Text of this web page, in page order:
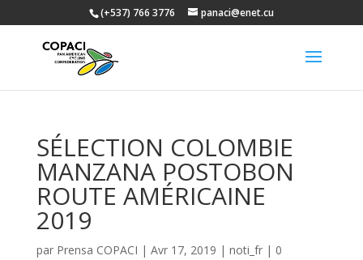
(+537) 766 3776 panaci@enet.cu
SÉLECTION COLOMBIE
MANZANA POSTOBON
ROUTE AMÉRICAINE
2019
par Prensa COPACI | Avr 17, 2019 | noti_fr| 0